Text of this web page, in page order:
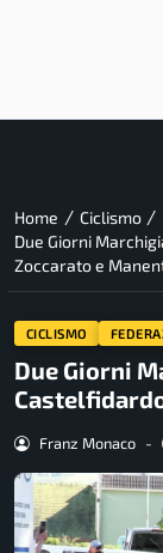
Home / Ciclismo /
Due Giorni
Zoccarato e
CICLISMO
Due Giorni
Franz Monaco -